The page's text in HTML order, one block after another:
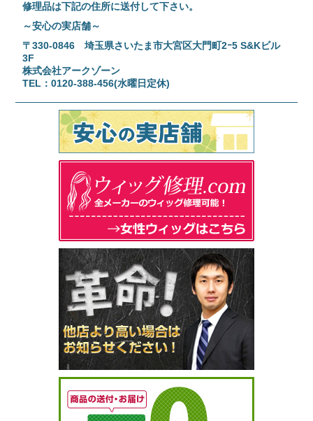
修理品は下記の住所に送付して下さい。
～安心の実店舗～
〒330-0846 埼玉県さいたま市大宮区大門町2ｰ5 S&Kビル
3F
株式会社アークゾーン
TEL：0120-388-456(水曜日定休)